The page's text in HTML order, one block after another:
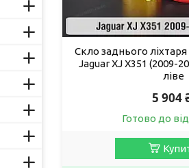
Скло заднього
Jaguar XJ X351 (2009-
ліве
5 904
Готово до